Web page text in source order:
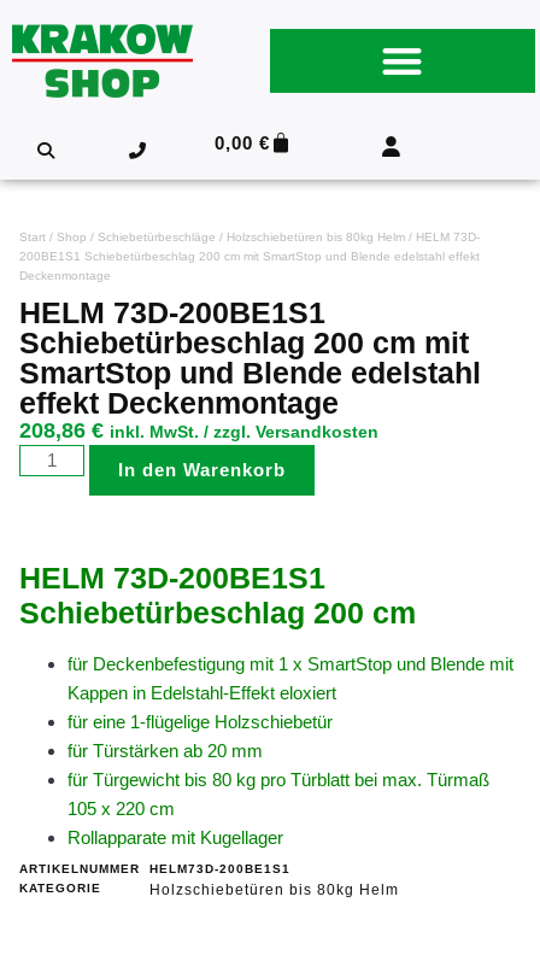
0,00€
Start / Shop / Schiebetürbeschläge / Holzschiebetüren bis 80kg Helm / HELM 73D-
200BE1S1 Schiebetürbeschlag 200 cm mit SmartStop und Blende edelstahl effekt
Deckenmontage
HELM 73D-200BE1S1
Schiebetürbeschlag 200 cm mit
SmartStop und Blende edelstahl
effekt Deckenmontage
208,86 € inkl. MwSt. / zzgl. Versandkosten
In den Warenkorb
HELM 73D-200BE1S1
Schiebetürbeschlag 200 cm
für Deckenbefestigung mit 1 x SmartStop und Blende mit
Kappen in Edelstahl-Effekt eloxiert
für eine 1-flügelige Holzschiebetür
für Türstärken ab 20 mm
für Türgewicht bis 80 kg pro Türblatt bei max. Türmaß
105 x 220 cm
Rollapparate mit Kugellager
ARTIKELNUMMER
HELM73D-200BE1S1
KATEGORIE
Holzschiebetüren bis 80kg Helm